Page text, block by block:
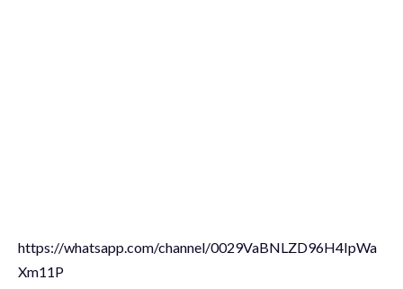
‪https://whatsapp.com/channel/0029VaBNLZD96H4IpWa
Xm11P